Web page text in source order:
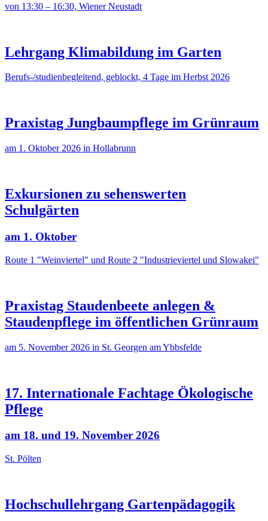
von 13:30 – 16:30, Wiener Neustadt
Lehrgang Klimabildung im Garten
Berufs-/studienbegleitend, geblockt, 4 Tage im Herbst 2026
Praxistag Jungbaumpflege im Grünraum
am 1. Oktober 2026 in Hollabrunn
Exkursionen zu sehenswerten
Schulgärten
am 1. Oktober
Route 1 "Weinviertel" und Route 2 "Industrieviertel und Slowakei"
Praxistag Staudenbeete anlegen &
Staudenpflege im öffentlichen Grünraum
am 5. November 2026 in St. Georgen am Ybbsfelde
17. Internationale Fachtage Ökologische
Pflege
am 18. und 19. November 2026
St. Pölten
Hochschullehrgang Gartenpädagogik